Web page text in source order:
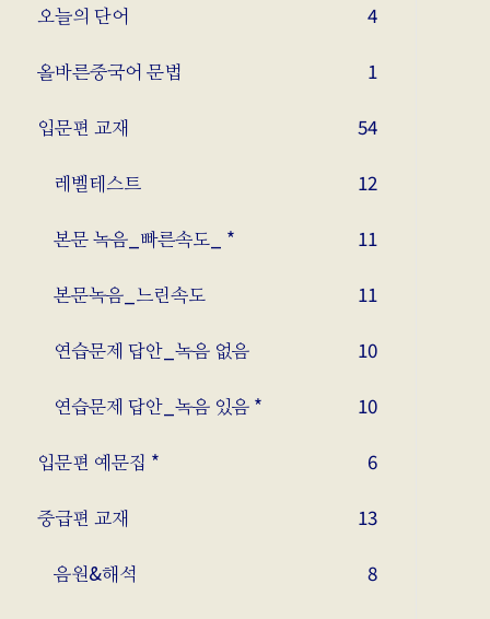
오늘의 단어 4
올바른중국어 문법 1
입문편 교재 54
레벨테스트 12
본문 녹음_빠른속도_ * 11
본문녹음_느린속도 11
연습문제 답안_녹음 없음 10
연습문제 답안_녹음 있음 * 10
입문편 예문집 * 6
중급편 교재 13
음원&해석 8